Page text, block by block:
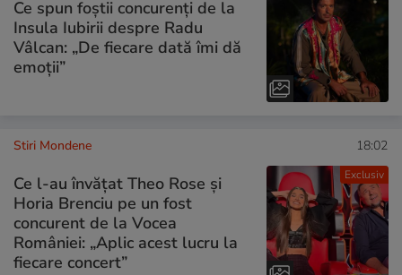
Ce spun foștii concurenți de la
Insula Iubirii despre Radu
Vâlcan: „De fiecare dată îmi dă
emoții”
Exclusiv
Stiri Mondene 18:02
Ce l-au învățat Theo Rose și
Horia Brenciu pe un fost
concurent de la Vocea
României: „Aplic acest lucru la
fiecare concert”